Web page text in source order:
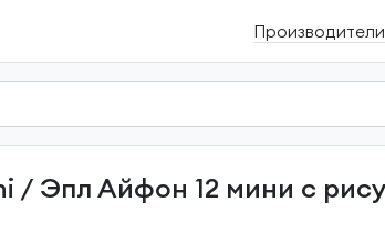
Производители